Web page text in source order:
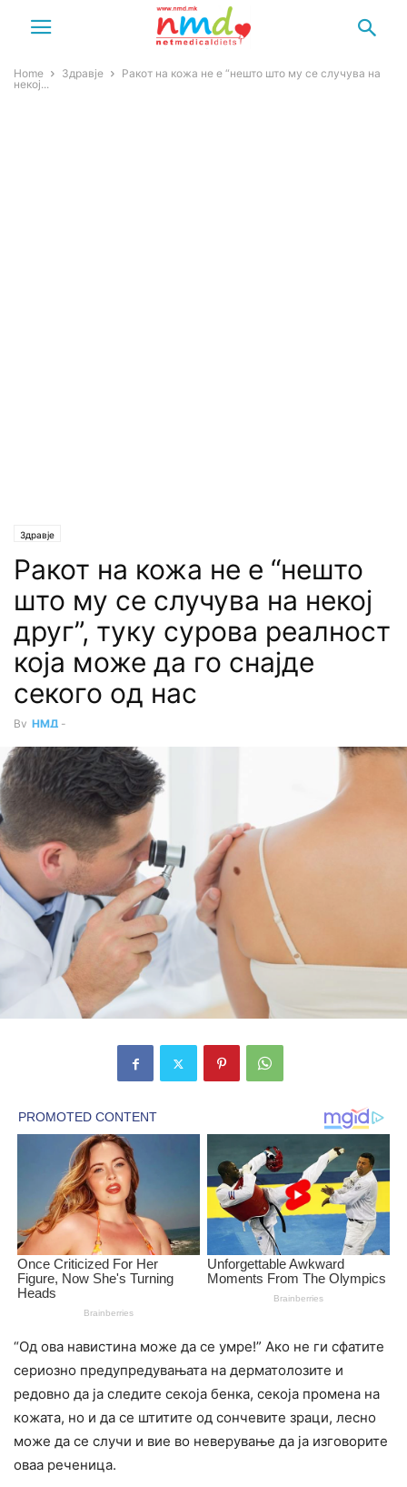
Home Здравје
Ракот на кожа не е “нешто што му се случува на
некој...
Здравје
Ракот на кожа не е “нешто
што му се случува на некој
друг”, туку сурова реалност
која може да го снајде
секого од нас
By НМД -
“Од ова навистина може да се умре!” Ако не ги сфатите
сериозно предупредувањата на дерматолозите и
редовно да ја следите секоја бенка, секоја промена на
кожата, но и да се штитите од сончевите зраци, лесно
може да се случи и вие во неверување да ја изговорите
оваа реченица.